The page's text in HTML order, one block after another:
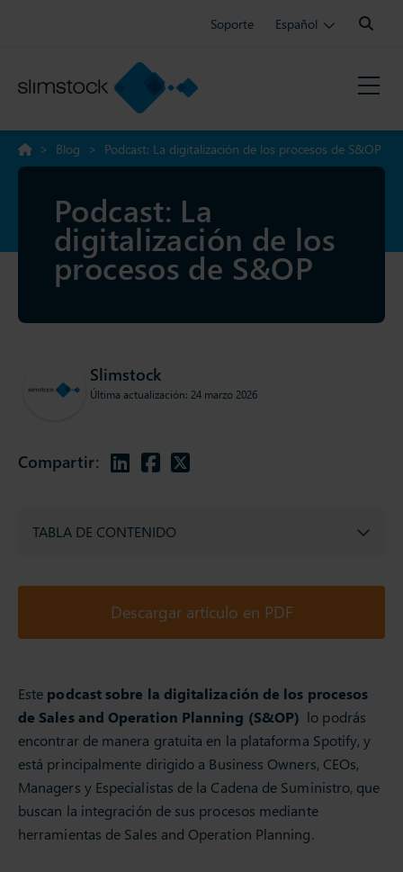
Soporte Español
Search:
> Blog > Podcast: La digitalización de los procesos de S&OP
Podcast: La
digitalización de los
procesos de S&OP
Compartir:
Slimstock
Última actualización: 24 marzo 2026
TABLA DE CONTENIDO
Descargar artículo en PDF
Este podcast sobre la digitalización de los procesos
de Sales and Operation Planning (S&OP) lo podrás
encontrar de manera gratuita en la plataforma Spotify, y
está principalmente dirigido a Business Owners, CEOs,
Managers y Especialistas de la Cadena de Suministro, que
buscan la integración de sus procesos mediante
herramientas de Sales and Operation Planning.